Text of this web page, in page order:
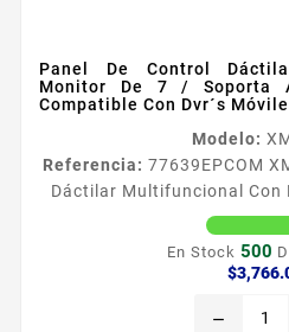
Panel De Control
Monitor De 7 / Soporta
Compatible Con Dvr´s
Modelo:
Referencia: 77639EPCOM
Dáctilar Multifuncional Con
Audio De Dos Vias /
mayor calidad de imagen
ofrece nuevos disentildeos
En Stock 500
remove